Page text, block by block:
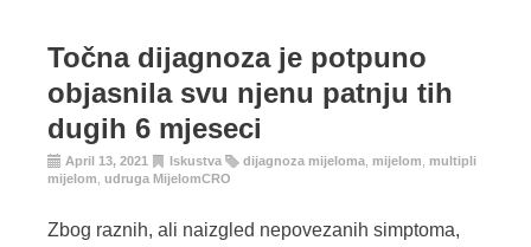
Točna dijagnoza je potpuno
objasnila svu njenu patnju tih
dugih 6 mjeseci
April 13, 2021 Iskustva dijagnoza mijeloma mijelom
multipli
mijelom udruga MijelomCRO
Zbog raznih, ali naizgled nepovezanih simptoma,